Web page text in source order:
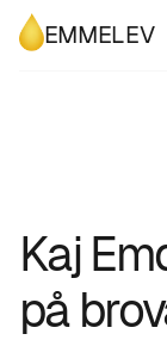
EMMELEV
Kaj
på